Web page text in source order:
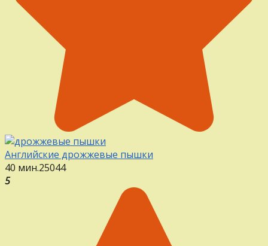
Английские дрожжевые пышки
40 мин.25044
5